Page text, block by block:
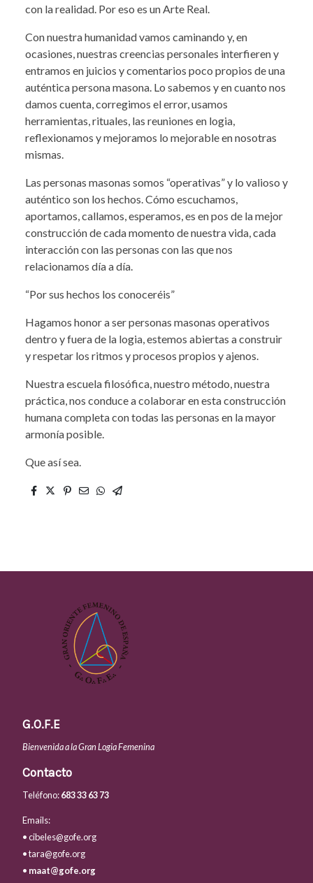
con la realidad. Por eso es un Arte Real.
Con nuestra humanidad vamos caminando y, en
ocasiones, nuestras creencias personales interfieren y
entramos en juicios y comentarios poco propios de una
auténtica persona masona. Lo sabemos y en cuanto nos
damos cuenta, corregimos el error, usamos
herramientas, rituales, las reuniones en logia,
reflexionamos y mejoramos lo mejorable en nosotras
mismas.
Las personas masonas somos “operativas” y lo valioso y
auténtico son los hechos. Cómo escuchamos,
aportamos, callamos, esperamos, es en pos de la mejor
construcción de cada momento de nuestra vida, cada
interacción con las personas con las que nos
relacionamos día a día.
“Por sus hechos los conoceréis”
Hagamos honor a ser personas masonas operativos
dentro y fuera de la logia, estemos abiertas a construir
y respetar los ritmos y procesos propios y ajenos.
Nuestra escuela filosófica, nuestro método, nuestra
práctica, nos conduce a colaborar en esta construcción
humana completa con todas las personas en la mayor
armonía posible.
Que así sea.
G.O.F.E
Bienvenida a la Gran Logia Femenina
Contacto
Teléfono:683 33 63 73
Emails:
• cibeles@gofe.org
• tara@gofe.org
• maat@gofe.org